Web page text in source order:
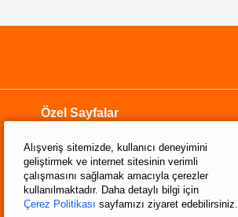
Özel Sayfalar
Hakkımızda
Teslimat Bilgisi
Gizlilik Sözleşmesi
Şartlar ve Koşullar
Alışveriş sitemizde, kullanıcı deneyimini
geliştirmek ve internet sitesinin verimli
çalışmasını sağlamak amacıyla çerezler
kullanılmaktadır. Daha detaylı bilgi için
Çerez Politikası sayfamızı ziyaret edebilirsiniz.